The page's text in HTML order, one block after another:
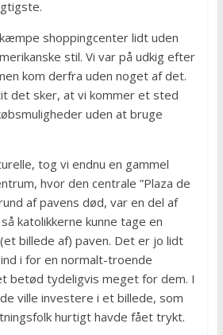
shoppingcenter lidt uden
stil. Vi var på udkig efter
kom derfra uden noget af det.
det sker, at vi kommer et sted
uden at bruge
tog vi endnu en gammel
hvor den centrale ”Plaza de
af pavens død, var en del af
katolikkerne kunne tage en
billede af) paven. Det er jo lidt
i for en normalt-troende
betød tydeligvis meget for dem. I
ville investere i et billede, som
hurtigt havde fået trykt.